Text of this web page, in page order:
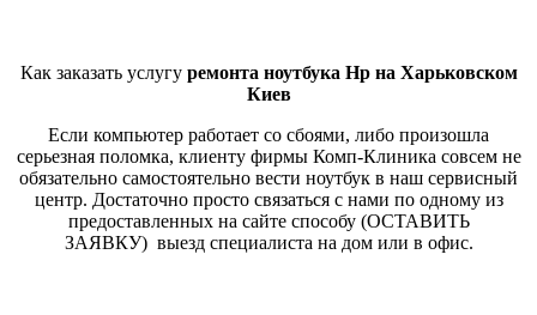
Как заказать услугу ремонта ноутбука Hp на Харьковском
Киев
Если компьютер работает со сбоями, либо произошла
серьезная поломка, клиенту фирмы Комп-Клиника совсем не
обязательно самостоятельно вести ноутбук в наш сервисный
центр. Достаточно просто связаться с нами по одному из
предоставленных на сайте способу (ОСТАВИТЬ
ЗАЯВКУ) выезд специалиста на дом или в офис.